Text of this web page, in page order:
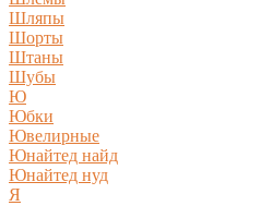
Шляпы
Шорты
Штаны
Шубы
Ю
Юбки
Ювелирные
Юнайтед найд
Юнайтед нуд
Я